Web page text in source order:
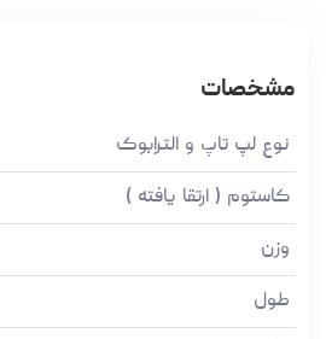
مشخصات
نوع لپ تاپ و الترابوک
کاستوم ( ارتقا یافته )
وزن
طول